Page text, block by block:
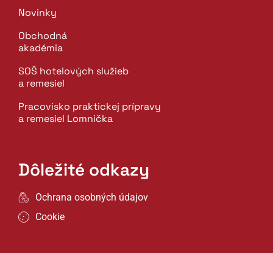
Novinky
Obchodná
akadémia
SOŠ hotelových služieb
a remesiel
Pracovisko praktickej prípravy
a remesiel Lomnička
Dôležité odkazy
Ochrana osobných údajov
Cookie